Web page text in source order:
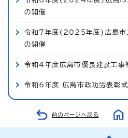
の開催
令和7年度(2025年度)広島市
の開催
令和4年度広島市優良建設工事
令和6年度 広島市政功労表彰
前のページへ戻る